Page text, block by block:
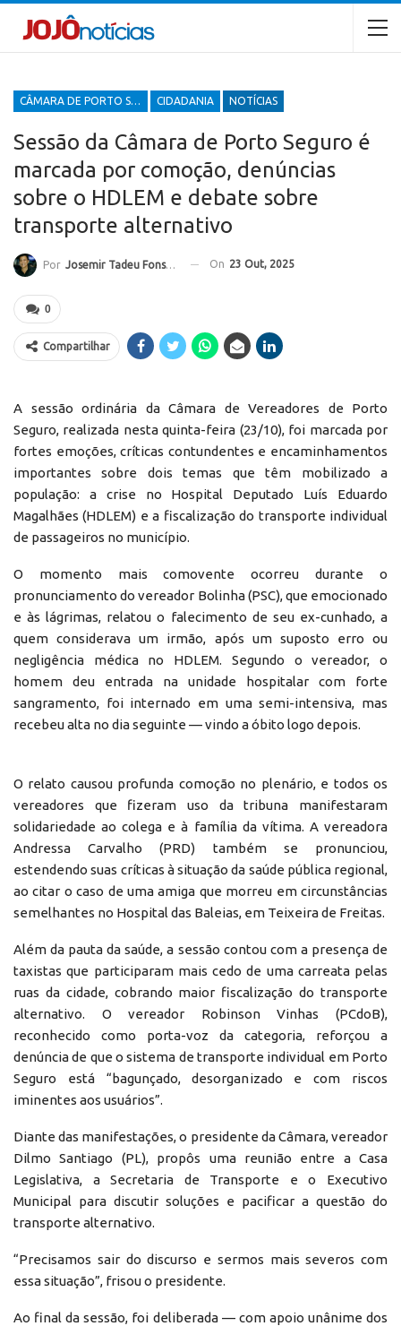
CÂMARA DE PORTO SEGURO CIDADANIA NOTÍCIAS
Sessão da Câmara de Porto Seguro é
marcada por comoção, denúncias
sobre o HDLEM e debate sobre
transporte alternativo
Por Josemir Tadeu Fonseca On 23 Out, 2025
0
Compartilhar
A sessão ordinária da Câmara de Vereadores de Porto
Seguro, realizada nesta quinta-feira (23/10), foi marcada por
fortes emoções, críticas contundentes e encaminhamentos
importantes sobre dois temas que têm mobilizado a
população: a crise no Hospital Deputado Luís Eduardo
Magalhães (HDLEM) e a fiscalização do transporte individual
de passageiros no município.
O momento mais comovente ocorreu durante o
pronunciamento do vereador Bolinha (PSC), que emocionado
e às lágrimas, relatou o falecimento de seu ex-cunhado, a
quem considerava um irmão, após um suposto erro ou
negligência médica no HDLEM. Segundo o vereador, o
homem deu entrada na unidade hospitalar com forte
sangramento, foi internado em uma semi-intensiva, mas
recebeu alta no dia seguinte — vindo a óbito logo depois.
O relato causou profunda comoção no plenário, e todos os
vereadores que fizeram uso da tribuna manifestaram
solidariedade ao colega e à família da vítima. A vereadora
Andressa Carvalho (PRD) também se pronunciou,
estendendo suas críticas à situação da saúde pública regional,
ao citar o caso de uma amiga que morreu em circunstâncias
semelhantes no Hospital das Baleias, em Teixeira de Freitas.
Além da pauta da saúde, a sessão contou com a presença de
taxistas que participaram mais cedo de uma carreata pelas
ruas da cidade, cobrando maior fiscalização do transporte
alternativo. O vereador Robinson Vinhas (PCdoB),
reconhecido como porta-voz da categoria, reforçou a
denúncia de que o sistema de transporte individual em Porto
Seguro está “bagunçado, desorganizado e com riscos
iminentes aos usuários”.
Diante das manifestações, o presidente da Câmara, vereador
Dilmo Santiago (PL), propôs uma reunião entre a Casa
Legislativa, a Secretaria de Transporte e o Executivo
Municipal para discutir soluções e pacificar a questão do
transporte alternativo.
“Precisamos sair do discurso e sermos mais severos com
essa situação”, frisou o presidente.
Ao final da sessão, foi deliberada — com apoio unânime dos